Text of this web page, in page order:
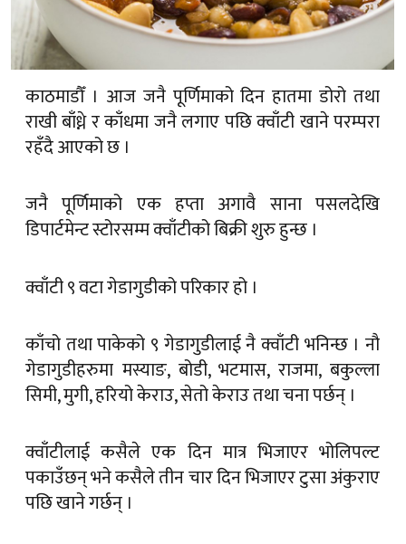
काठमाडौँ । आज जनै पूर्णिमाको दिन हातमा डोरो तथा
राखी बाँध्ने र काँधमा जनै लगाए पछि क्वाँटी खाने परम्परा
रहँदै आएको छ ।
जनै पूर्णिमाको एक हप्ता अगावै साना पसलदेखि
डिपार्टमेन्ट स्टोरसम्म क्वाँटीको बिक्री शुरु हुन्छ ।
क्वाँटी ९ वटा गेडागुडीको परिकार हो ।
काँचो तथा पाकेको ९ गेडागुडीलाई नै क्वाँटी भनिन्छ । नौ
गेडागुडीहरुमा मस्याङ, बोडी, भटमास, राजमा, बकुल्ला
सिमी, मुगी, हरियो केराउ, सेतो केराउ तथा चना पर्छन् ।
क्वाँटीलाई कसैले एक दिन मात्र भिजाएर भोलिपल्ट
पकाउँछन् भने कसैले तीन चार दिन भिजाएर टुसा अंकुराए
पछि खाने गर्छन् ।